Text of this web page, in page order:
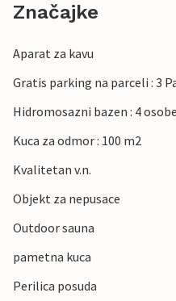
Značajke
Aparat za kavu
Gratis parking na parceli : 3
Hidromosazni bazen : 4 osobe
Kuca za odmor : 100 m2
Kvalitetan v.n.
Objekt za nepusace
Outdoor sauna
pametna kuca
Perilica posuda